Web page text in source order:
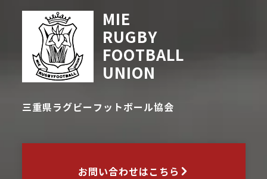
MIE
RUGBY
FOOTBALL
UNION
三重県ラグビーフットボール協会
お問い合わせはこちら